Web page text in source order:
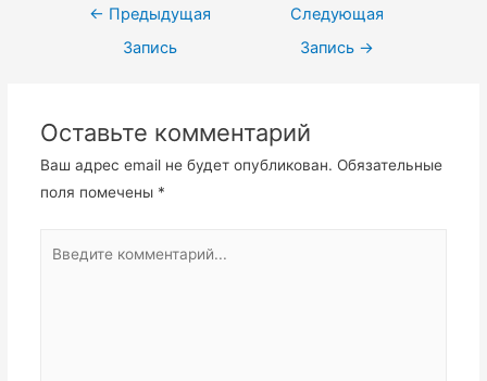
Навигация
← Предыдущая
Запись
Следующая
Запись →
Оставьте комментарий
Ваш адрес email не будет опубликован. Обязательные
поля помечены *